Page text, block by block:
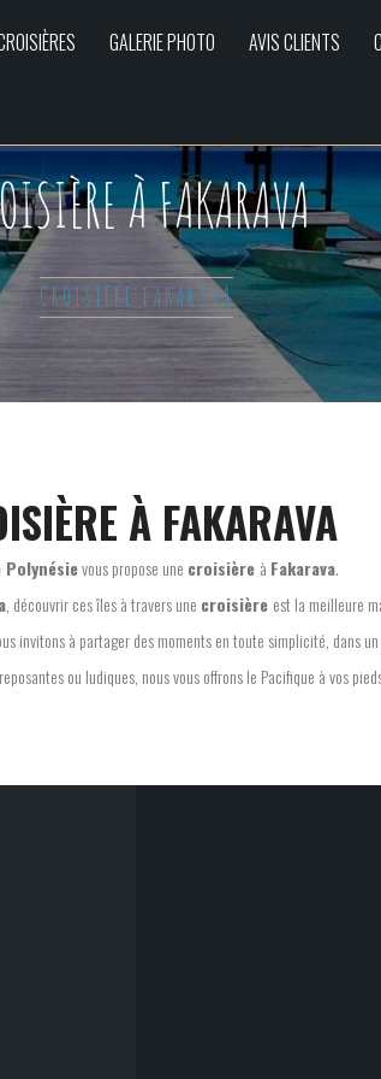
GALERIE PHOTO AVIS CLIENTS
À FAKARAVA
CROISIÈRE FAKARAVA
À FAKARAVA
vous propose une croisière à Fakarava.
, découvrir ces îles à travers une croisière est la meilleure
invitons à partager des moments en toute simplicité, dans
ou ludiques, nous vous offrons le Pacifique à vos